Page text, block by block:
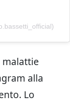
malattie
alla
Lo